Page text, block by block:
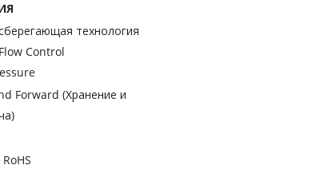
технология
Control
Forward (Хранение и
RoHS